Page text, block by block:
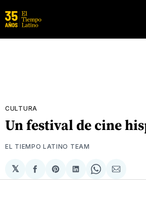
CULTURA
Un festival de cine
EL TIEMPO LATINO TEAM
𝕏
Compartir
en
Share
on
Compartir
en
Share
on
via